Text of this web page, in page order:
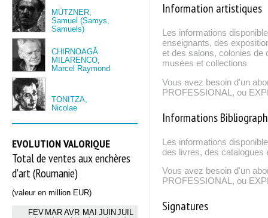
MÜTZNER,
Samuel (Samys,
Samuels)
CHIRNOAGĂ
MILARENCO,
Marcel Raymond
TONITZA,
Nicolae
EVOLUTION VALORIQUE
Total de ventes aux enchères
d'art (Roumanie)
(valeur en million EUR)
FEV MAR AVR MAI JUIN JUIL
Information artistiques
Les informations
enseignants, des
et des salons, colonies de
musées et collections
Vous avez besoin d'un
PROFESSIONAL, ou
Informations
Les informations
des livres, des catalogues
Vous avez besoin d'un
PROFESSIONAL, ou
Signatures